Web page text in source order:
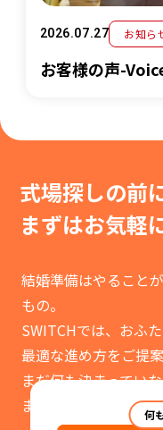
2026.07.27 お知ら
お客様の声-
式場探しの前
まずはお気軽
結婚準備はやること
もの。
SWITCHでは、おふ
最適な進め方をご提案
まだ何も決まってい
まずはお気軽にご相何